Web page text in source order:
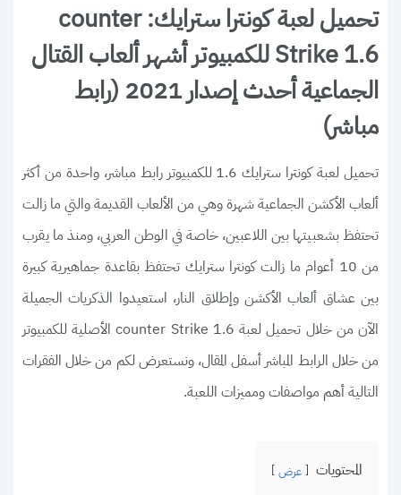
تحميل لعبة كونترا سترايك: counter
Strike 1.6 للكمبيوتر أشهر ألعاب القتال
الجماعية أحدث إصدار 2021 (رابط
مباشر)
تحميل لعبة كونترا سترايك 1.6 للكمبيوتر رابط مباشر، واحدة من أكثر
ألعاب الأكشن الجماعية شهرة وهي من الألعاب القديمة والتي ما زالت
تحتفظ بشعبيتها بين اللاعبين، خاصة في الوطن العربي، ومنذ ما يقرب
من 10 أعوام ما زالت كونترا سترايك تحتفظ بقاعدة جماهيرية كبيرة
بين عشاق ألعاب الأكشن وإطلاق النار، استعيدوا الذكريات الجميلة
الآن من خلال تحميل لعبة counter Strike 1.6 الأصلية للكمبيوتر
من خلال الرابط المباشر أسفل المقال، ونستعرض لكم من خلال الفقرات
التالية أهم مواصفات ومميزات اللعبة.
المحتويات عرض